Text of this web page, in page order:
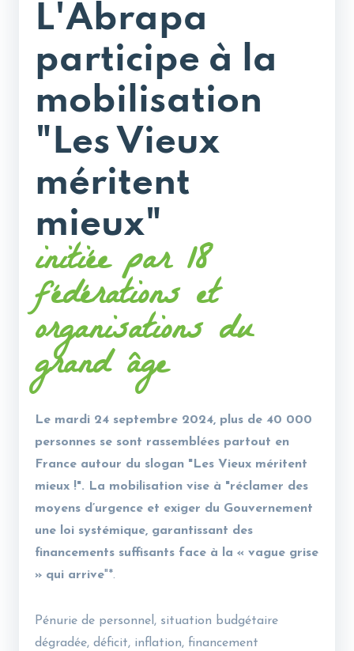
L'Abrapa
participe à la
mobilisation
"Les Vieux
méritent
mieux"
initiée par 18
fédérations et
organisations du
grand âge
Le mardi 24 septembre 2024, plus de 40 000
personnes se sont rassemblées partout en
France autour du slogan "Les Vieux méritent
mieux !". La mobilisation vise à "réclamer des
moyens d’urgence et exiger du Gouvernement
une loi systémique, garantissant des
financements suffisants face à la « vague grise
» qui arrive"*.
Pénurie de personnel, situation budgétaire
dégradée, déficit, inflation, financement